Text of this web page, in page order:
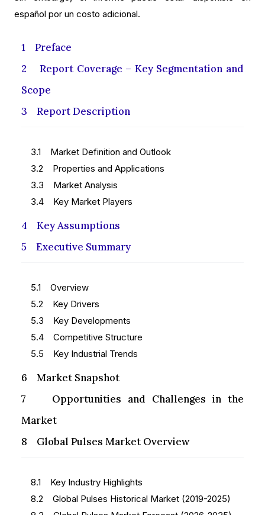
español por un costo adicional.
1 Preface
2 Report Coverage – Key Segmentation and
Scope
3 Report Description
3.1 Market Definition and Outlook
3.2 Properties and Applications
3.3 Market Analysis
3.4 Key Market Players
4 Key Assumptions
5 Executive Summary
5.1 Overview
5.2 Key Drivers
5.3 Key Developments
5.4 Competitive Structure
5.5 Key Industrial Trends
6 Market Snapshot
7 Opportunities and Challenges in the
Market
8 Global Pulses Market Overview
8.1 Key Industry Highlights
8.2 Global Pulses Historical Market (2019-2025)